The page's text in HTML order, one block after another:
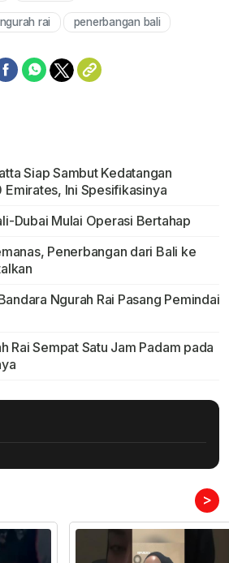
rai penerbangan bali
Siap Sambut Kedatangan
Ini Spesifikasinya
Dubai Mulai Operasi Bertahap
Penerbangan dari Bali ke
Ngurah Rai Pasang Pemindai
Rai Sempat Satu Jam Padam pada
>